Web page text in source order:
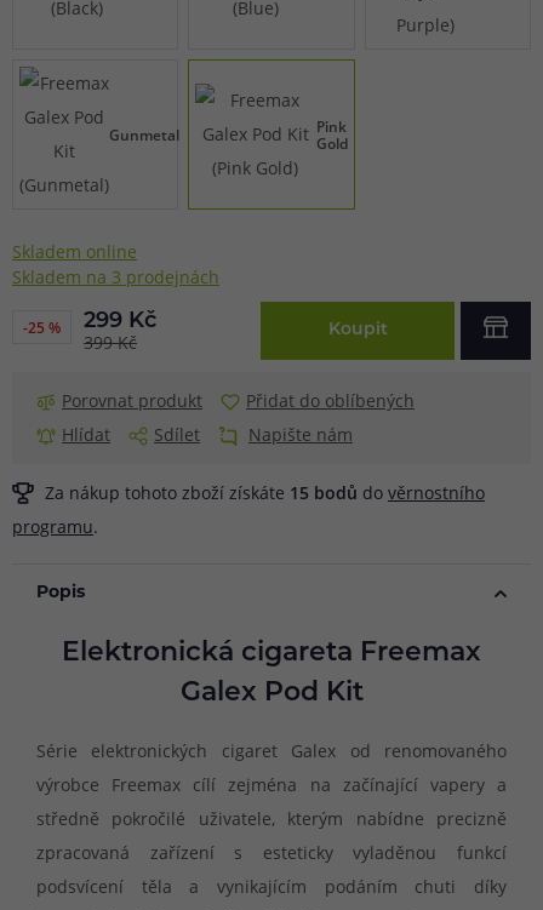
Gunmetal
Pink
Gold
Skladem online
Skladem na 3 prodejnách
-25 %
299 Kč
399 Kč
Koupit
Porovnat produkt
Přidat do oblíbených
Hlídat
Sdílet Napište nám
Za nákup tohoto zboží získáte 15 bodů do věrnostního
programu.
Popis
Elektronická cigareta Freemax
Galex Pod Kit
Série elektronických cigaret Galex od renomovaného
výrobce Freemax cílí zejména na začínající vapery a
středně pokročilé uživatele, kterým nabídne precizně
zpracovaná zařízení s esteticky vyladěnou funkcí
podsvícení těla a vynikajícím podáním chuti díky